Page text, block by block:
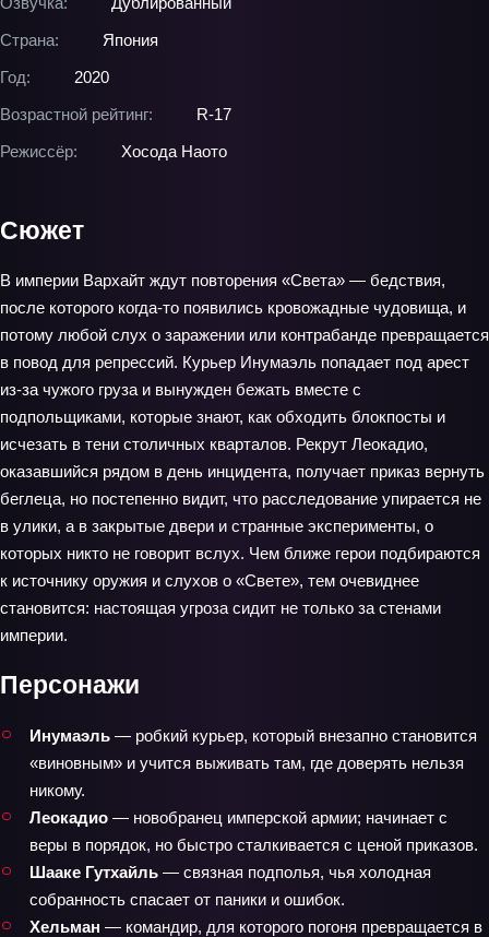
Страна:
Япония
Год:
2020
Возрастной рейтинг:
R-17
Режиссёр:
Хосода Наото
Сюжет
В империи Вархайт ждут повторения «Света» — бедствия,
после которого когда‑то появились кровожадные чудовища, и
потому любой слух о заражении или контрабанде превращается
в повод для репрессий. Курьер Инумаэль попадает под арест
из‑за чужого груза и вынужден бежать вместе с
подпольщиками, которые знают, как обходить блокпосты и
исчезать в тени столичных кварталов. Рекрут Леокадио,
оказавшийся рядом в день инцидента, получает приказ вернуть
беглеца, но постепенно видит, что расследование упирается не
в улики, а в закрытые двери и странные эксперименты, о
которых никто не говорит вслух. Чем ближе герои подбираются
к источнику оружия и слухов о «Свете», тем очевиднее
становится: настоящая угроза сидит не только за стенами
империи.
Персонажи
Инумаэль — робкий курьер, который внезапно становится
«виновным» и учится выживать там, где доверять нельзя
никому.
Леокадио — новобранец имперской армии; начинает с
веры в порядок, но быстро сталкивается с ценой приказов.
Шааке Гутхайль — связная подполья, чья холодная
собранность спасает от паники и ошибок.
Хельман — командир, для которого погоня превращается в